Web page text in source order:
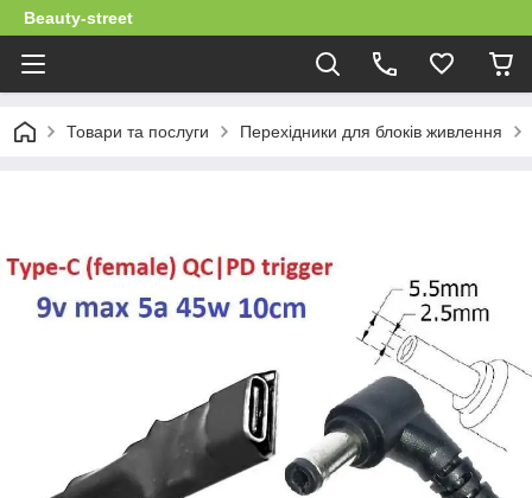
Beauty-street
Товари та послуги Перехідники для блоків живлення